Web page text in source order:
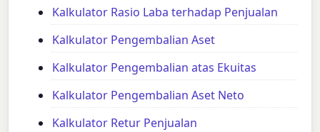
Kalkulator Rasio Laba terhadap Penjualan
Kalkulator Pengembalian Aset
Kalkulator Pengembalian atas Ekuitas
Kalkulator Pengembalian Aset Neto
Kalkulator Retur Penjualan